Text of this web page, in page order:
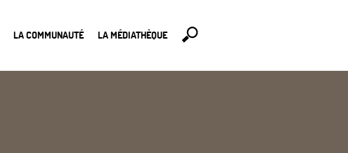
LA COMMUNAUTÉ LA MÉDIATHÈQUE